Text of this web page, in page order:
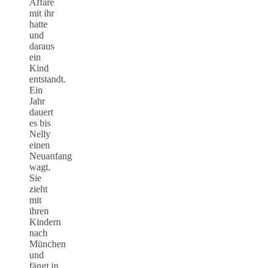
mit ihr
hatte
und
daraus
ein
Kind
entstandt.
Ein
Jahr
dauert
es bis
Nelly
einen
Neuanfang
wagt.
Sie
zieht
mit
ihren
Kindern
nach
München
und
fängt in